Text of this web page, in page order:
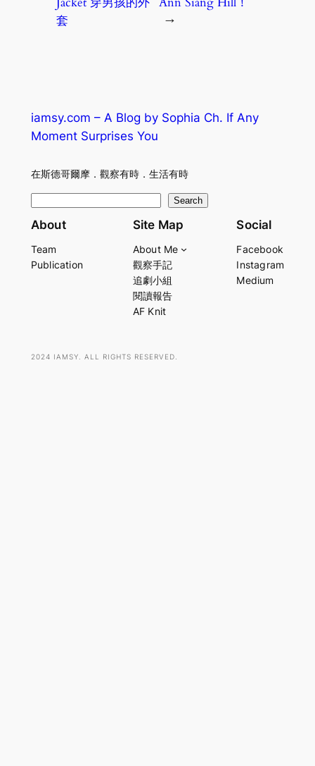
套
→
iamsy.com – A Blog by Sophia Ch. If Any
Moment Surprises You
在斯德哥爾摩．觀察有時．生活有時
e
r
Search
About
Team
Publication
Site Map
About Me
觀察手記
追劇小組
閱讀報告
AF Knit
Social
Facebook
Instagram
Medium
2024 IAMSY. ALL RIGHTS RESERVED.